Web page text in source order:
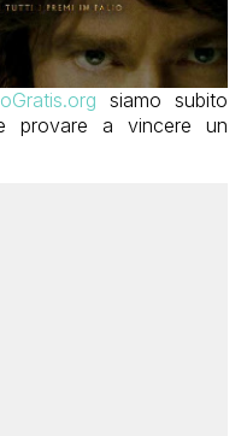
siamo subito
provare a vincere un